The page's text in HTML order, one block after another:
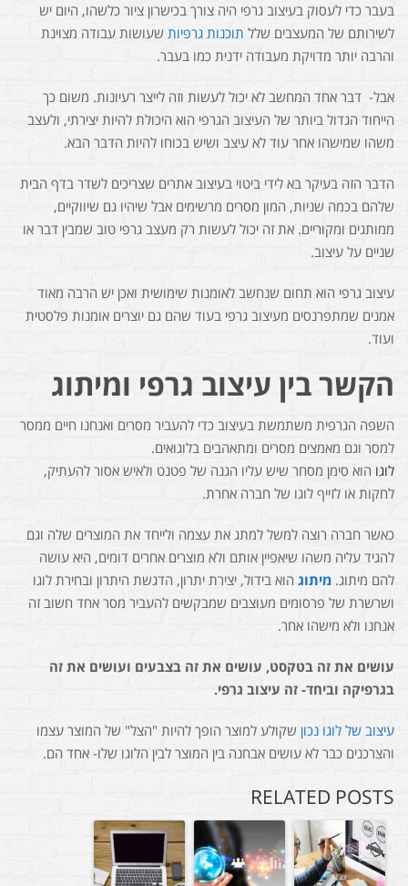
בעבר כדי לעסוק בעיצוב גרפי היה צורך בכישרון ציור כלשהו, היום יש
לשירותם של המעצבים שלל תוכנות גרפיות שעושות עבודה מצוינת
והרבה יותר מדויקת מעבודה ידנית כמו בעבר.
אבל- דבר אחד המחשב לא יכול לעשות וזה לייצר רעיונות. משום כך
הייחוד הגדול ביותר של העיצוב הגרפי הוא היכולת להיות יצירתי, ולעצב
משהו שמישהו אחר עוד לא עיצב ושיש בכוחו להיות הדבר הבא.
הדבר הזה בעיקר בא לידי ביטוי בעיצוב אתרים שצריכים לשדר בדף הבית
שלהם בכמה שניות, המון מסרים מרשימים אבל שיהיו גם שיווקיים,
ממותגים ומקוריים. את זה יכול לעשות רק מעצב גרפי טוב שמבין דבר או
שניים על עיצוב.
עיצוב גרפי הוא תחום שנחשב לאומנות שימושית ואכן יש הרבה מאוד
אמנים שמתפרנסים מעיצוב גרפי בעוד שהם גם יוצרים אומנות פלסטית
ועוד.
הקשר בין עיצוב גרפי ומיתוג
השפה הגרפית משתמשת בעיצוב כדי להעביר מסרים ואנחנו חיים ממסר
למסר וגם מאמצים מסרים ומתאהבים בלוגואים.
לוגו הוא סימן מסחר שיש עליו הגנה של פטנט ולאיש אסור להעתיק,
לחקות או לזייף לוגו של חברה אחרת.
כאשר חברה רוצה למשל למתג את עצמה ולייחד את המוצרים שלה וגם
להגיד עליה משהו שיאפיין אותם ולא מוצרים אחרים דומים, היא עושה
להם מיתוג. מיתוג הוא בידול, יצירת יתרון, הדגשת היתרון ובחירת לוגו
ושרשרת של פרסומים מעוצבים שמבקשים להעביר מסר אחד חשוב זה
אנחנו ולא מישהו אחר.
עושים את זה בטקסט, עושים את זה בצבעים ועושים את זה
בגרפיקה וביחד- זה עיצוב גרפי.
עיצוב של לוגו נכון שקולע למוצר הופך להיות "הצל" של המוצר עצמו
והצרכנים כבר לא עושים אבחנה בין המוצר לבין הלוגו שלו- אחד הם.
RELATED POSTS